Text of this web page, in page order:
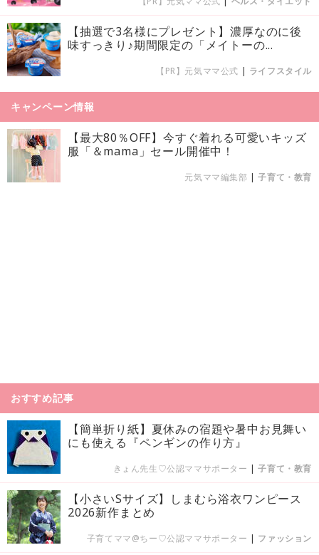
【抽選で3名様にプレゼント】濃厚なのに後
味すっきり♪期間限定の「メイトーの...
【PR】元気ママ公式 | ライフスタイル
キャンペーン情報
【最大80％OFF】今すぐ着れる可愛いキッズ
服「＆mama」セール開催中！
元気ママ編集部 |子育て・教育
おすすめ記事
【簡単折り紙】夏休みの宿題や暑中お見舞い
にも使える『ペンギンの作り方』
きょん先生♡公認ママサポーター |子育て・教育
【小さいSサイズ】しまむら浴衣ワンピース
2026新作まとめ
子育てママ@ちー♡公認ママサポーター | ファッション